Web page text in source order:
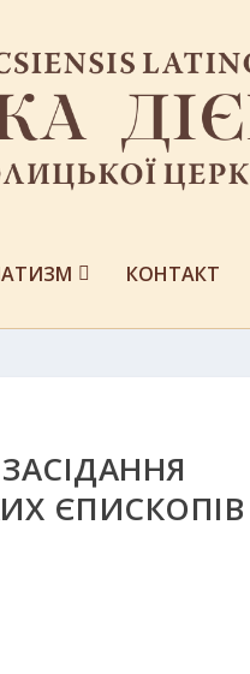
КОНТАКТ
ЄПИСКОПІВ